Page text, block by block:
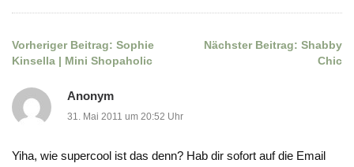
Beitragsnavigation
Vorheriger Beitrag: Sophie
Kinsella | Mini Shopaholic
Nächster Beitrag: Shabby
Chic
Anonym
31. Mai 2011 um 20:52 Uhr
Yiha, wie supercool ist das denn? Hab dir sofort auf die Email